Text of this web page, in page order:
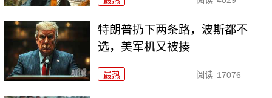
特朗普扔下两条路，波斯都不
选，美军机又被揍
最热 阅读 17076